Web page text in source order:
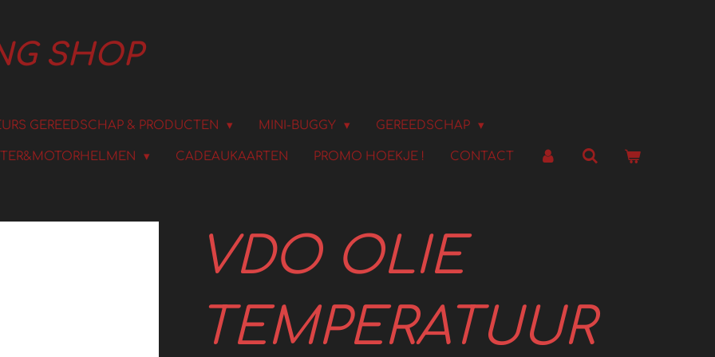
SHOP
GEREEDSCHAP & PRODUCTEN MINI-BUGGY GEREEDSCHAP
CADEAUKAARTEN PROMO HOEKJE ! CONTACT
VDO OLIE
TEMPERATUUR